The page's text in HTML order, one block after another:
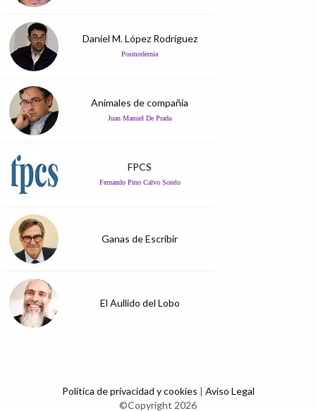
Daniel M. López Rodríguez
Posmodernia
Animales de compañía
Juan Manuel De Prada
FPCS
Fernando Pino Calvo Sotelo
Ganas de Escribir
El Aullido del Lobo
Política de privacidad y cookies | Aviso Legal
©Copyright 2026